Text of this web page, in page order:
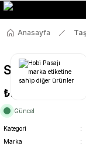
Size Özel
Anasayfa
Sevimli
₺29
Güncel
Kategori
Marka